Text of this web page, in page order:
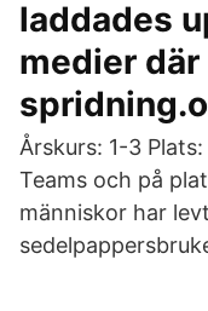
laddades
medier
Årskurs: 1-3
Teams och på
människor har